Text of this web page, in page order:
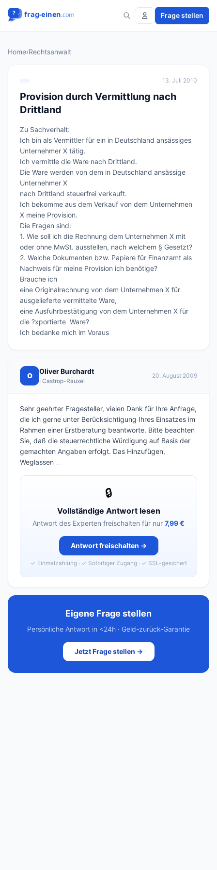
Frage stellen
Home›Rechtsanwalt
13. Juli 2010
Provision durch Vermittlung nach
Drittland
Zu Sachverhalt:
Ich bin als Vermittler für ein in Deutschland ansässiges
Unternehmer X tätig.
Ich vermittle die Ware nach Drittland.
Die Ware werden von dem in Deutschland ansässige
Unternehmer X
nach Drittland steuerfrei verkauft.
Ich bekomme aus dem Verkauf von dem Unternehmen
X meine Provision.
Die Fragen sind:
1. Wie soll ich die Rechnung dem Unternehmen X mit
oder ohne MwSt. ausstellen, nach welchem § Gesetzt?
2. Welche Dokumenten bzw. Papiere für Finanzamt als
Nachweis für meine Provision ich benötige?
Brauche ich
eine Originalrechnung von dem Unternehmen X für
ausgelieferte vermittelte Ware,
eine Ausfuhrbestätigung von dem Unternehmen X für
die ?xportierte  Ware?
Ich bedanke mich im Voraus
O
Oliver Burchardt
· Castrop-Rauxel
20. August 2009
Sehr geehrter Fragesteller, vielen Dank für Ihre Anfrage,
die ich gerne unter Berücksichtigung Ihres Einsatzes im
Rahmen einer Erstberatung beantworte. Bitte beachten
Sie, daß die steuerrechtliche Würdigung auf Basis der
gemachten Angaben erfolgt. Das Hinzufügen,
Weglassen ...
🔒
Vollständige Antwort lesen
Antwort des Experten freischalten für nur 7,99 €
Antwort freischalten →
✓ Einmalzahlung · ✓ Sofortiger Zugang · ✓ SSL-gesichert
Eigene Frage stellen
Persönliche Antwort in <24h · Geld-zurück-Garantie
Jetzt Frage stellen →